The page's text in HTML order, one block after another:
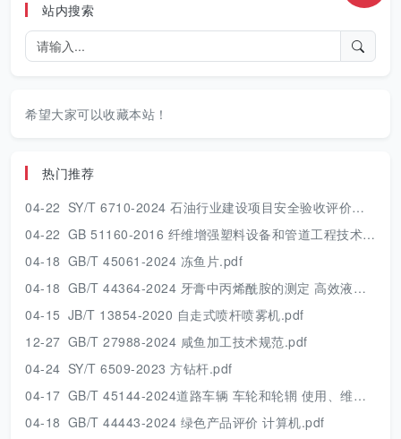
站内搜索
希望大家可以收藏本站！
热门推荐
04-22 SY/T 6710-2024 石油行业建设项目安全验收评价技术规范.pdf
04-22 GB 51160-2016 纤维增强塑料设备和管道工程技术规范.pdf
04-18 GB/T 45061-2024 冻鱼片.pdf
04-18 GB/T 44364-2024 牙膏中丙烯酰胺的测定 高效液相色谱串联质谱法.pdf
04-15 JB/T 13854-2020 自走式喷杆喷雾机.pdf
12-27 GB/T 27988-2024 咸鱼加工技术规范.pdf
04-24 SY/T 6509-2023 方钻杆.pdf
04-17 GB/T 45144-2024道路车辆 车轮和轮辋 使用、维护和安全的一般要求及报废条件.pdf
04-18 GB/T 44443-2024 绿色产品评价 计算机.pdf